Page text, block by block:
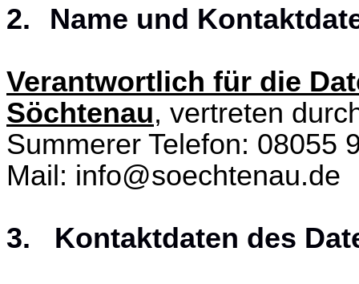
2.
Name und
Verantwortlich für die
Söchtenau, vertreten
Summerer Telefon: 08055
Mail: info@soechtenau.de
3. Kontaktdaten des